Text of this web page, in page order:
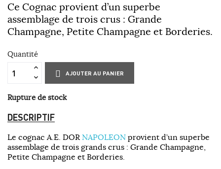
Ce Cognac provient d’un superbe
assemblage de trois crus : Grande
Champagne, Petite Champagne et Borderies.
Quantité
AJOUTER AU PANIER
Rupture de stock
DESCRIPTIF
Le cognac A.E. DOR NAPOLEON provient d’un superbe
assemblage de trois grands crus : Grande Champagne,
Petite Champagne et Borderies.